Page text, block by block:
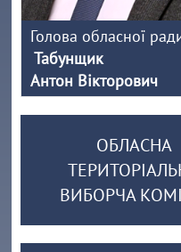
Голова обласної
Табунщик
Антон Вікторович
ОБЛАСНА
ВИБОРЧА